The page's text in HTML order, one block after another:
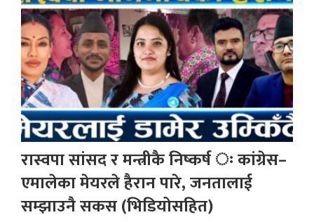
रास्वपा सांसद र मन्त्रीकै निष्कर्ष ः कांग्रेस–
एमालेका मेयरले हैरान पारे, जनतालाई
सम्झाउनै सकस (भिडियोसहित)